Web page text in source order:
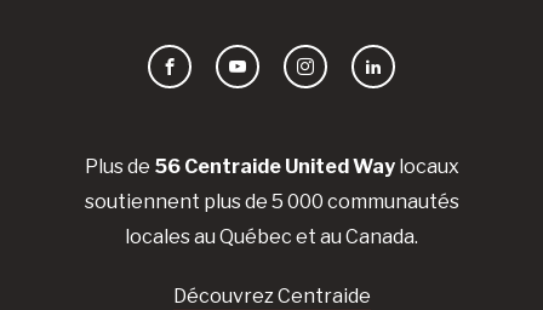
Plus de 56 Centraide United Waylocaux
soutiennent plus de 5 000 communautés
locales au Québec et au Canada.
Découvrez Centraide
FacebookYouTubeInstagramLinkedIn